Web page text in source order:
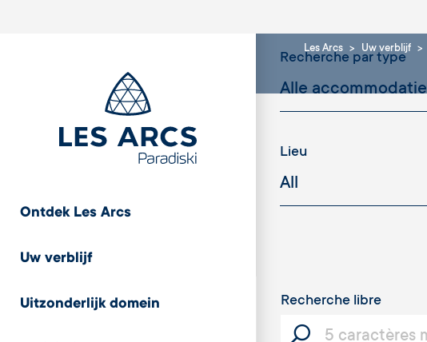
Ontdek Les Arcs
Uw verblijf
Uitzonderlijk domein
Les Arcs Uw verblijf
Recherche par type
Lieu
Recherche libre